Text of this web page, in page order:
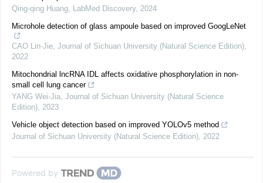
Qing-qing Huang LabMed Discovery, 2024
Microhole detection of glass ampoule based on improved GoogLeNet
CAO Lin-Jie Journal of Sichuan University (Natural Science Edition)
2022
Mitochondrial lncRNA IDL affects oxidative phosphorylation in non-
small cell lung cancer
YANG Wei-Jia Journal of Sichuan University (Natural Science
Edition) 2023
Vehicle object detection based on improved YOLOv5 method
Journal of Sichuan University (Natural Science Edition) 2022
Powered by